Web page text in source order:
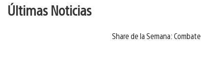
Últimas Noticias
Share de la Semana: Combate